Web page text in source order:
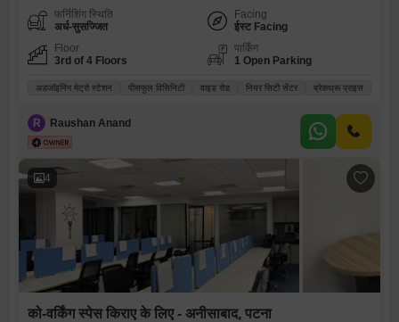
फर्निशिंग स्थिति
अर्ध-सुसज्जित
Facing
ईस्ट Facing
Floor
3rd of 4 Floors
पार्किंग
1 Open Parking
अडजॉइनिंग मेट्रो स्टेशन पीसफुल विसिनिटी वाइड रोड नियर सिटी सेंटर ब्रेकथ्रू प्राइस
R Raushan Anand
4
को-वर्किंग स्पेस किराए के लिए - अनीसाबाद, पटना